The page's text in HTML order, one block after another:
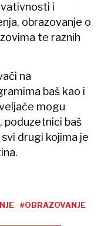
i
obrazovanje o
te raznih
na
baš kao i
mogu
poduzetnici baš
drugi kojima je
#OBRAZOVANJE